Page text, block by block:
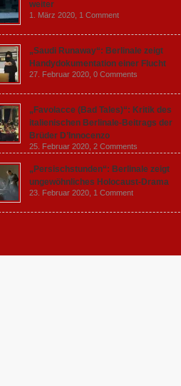
weiter
1. März 2020, 1 Comment
„Saudi Runaway“: Berlinale zeigt
Handydokumentation einer Flucht
27. Februar 2020, 0 Comments
„Favolacce (Bad Tales)“: Kritik des
italienischen Berlinale-Beitrags der
Brüder D’Innocenzo
25. Februar 2020, 2 Comments
„Persischstunden“: Berlinale zeigt
ungewöhnliches Holocaust-Drama
23. Februar 2020, 1 Comment